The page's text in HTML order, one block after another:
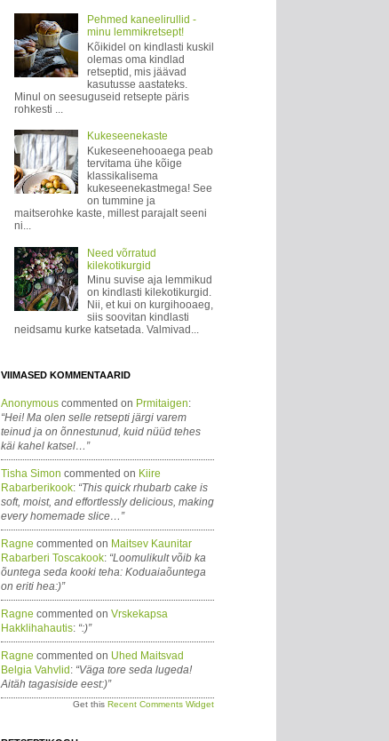
Pehmed kaneelirullid -
minu lemmikretsept!
Kõikidel on kindlasti kuskil
olemas oma kindlad
retseptid, mis jäävad
kasutusse aastateks.
Minul on seesuguseid retsepte päris
rohkesti ...
Kukeseenekaste
Kukeseenehooaega peab
tervitama ühe kõige
klassikalisema
kukeseenekastmega! See
on tummine ja
maitserohke kaste, millest parajalt seeni
ni...
Need võrratud
kilekotikurgid
Minu suvise aja lemmikud
on kindlasti kilekotikurgid.
Nii, et kui on kurgihooaeg,
siis soovitan kindlasti
neidsamu kurke katsetada. Valmivad...
VIIMASED KOMMENTAARID
Anonymous commented on Prmitaigen:
“Hei! Ma olen selle retsepti järgi varem
teinud ja on õnnestunud, kuid nüüd tehes
käi kahel katsel…”
Tisha Simon commented on Kiire
Rabarberikook: “This quick rhubarb cake is
soft, moist, and effortlessly delicious, making
every homemade slice…”
Ragne commented on Maitsev Kaunitar
Rabarberi Toscakook: “Loomulikult võib ka
õuntega seda kooki teha: Koduaiaõuntega
on eriti hea:)”
Ragne commented on Vrskekapsa
Hakklihahautis: “:)”
Ragne commented on Uhed Maitsvad
Belgia Vahvlid : “Väga tore seda lugeda!
Aitäh tagasiside eest:)”
Get this Recent Comments Widget